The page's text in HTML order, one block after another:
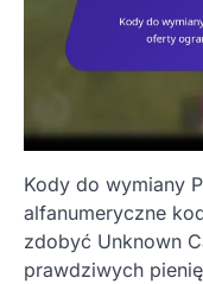
Kody do wymiany
alfanumeryczne
zdobyć Unknown
prawdziwych